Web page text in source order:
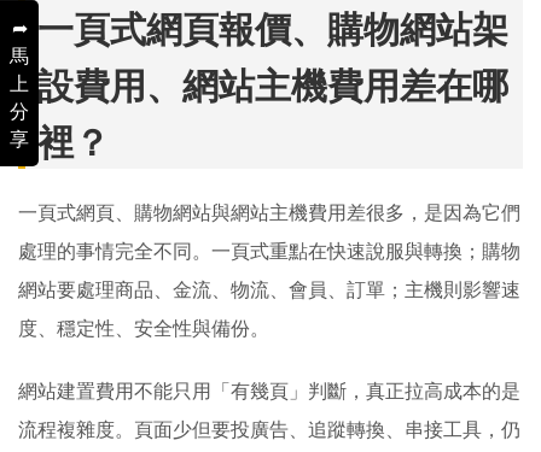
➦
馬
上
分
享
一頁式網頁報價、購物網站架
設費用、網站主機費用差在哪
裡？
一頁式網頁、購物網站與網站主機費用差很多，是因為它們
處理的事情完全不同。一頁式重點在快速說服與轉換；購物
網站要處理商品、金流、物流、會員、訂單；主機則影響速
度、穩定性、安全性與備份。
網站建置費用不能只用「有幾頁」判斷，真正拉高成本的是
流程複雜度。頁面少但要投廣告、追蹤轉換、串接工具，仍